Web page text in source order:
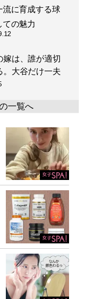
流に育成する球
ての魅力
嫁は、誰が適切
。大谷だけ一夫
一覧へ